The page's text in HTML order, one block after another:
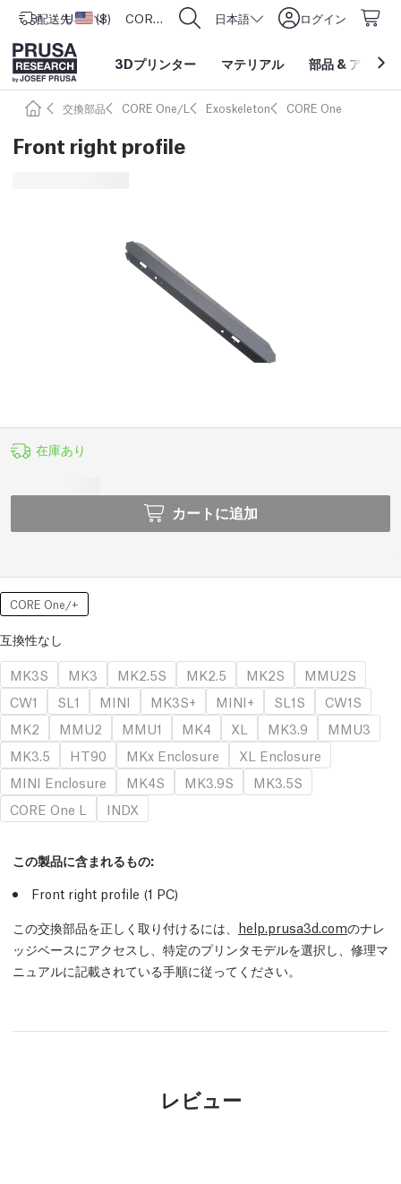
配送先 アメリカ合衆国
USD ($) CORE One L: Now In Stock! 日本語 ログイン
3Dプリンター マテリアル 部品 & アクセ
交換部品 CORE One/L Exoskeleton CORE One
Front right profile
在庫あり
カートに追加
CORE One/+
互換性なし
MK3S
MK3 MK2.5S MK2.5 MK2S
MMU2S
CW1
SL1 MINI MK3S+ MINI+ SL1S
CW1S
MK2
MMU2 MMU1 MK4 XL MK3.9
MMU3
MK3.5
HT90 MKx Enclosure
XL Enclosure
MINI Enclosure
MK4S MK3.9S
MK3.5S
CORE One L
INDX
この製品に含まれるもの:
Front right profile (1 PC)
この交換部品を正しく取り付けるには、 help.prusa3d.comのナレ
ッジベースにアクセスし、特定のプリンタモデルを選択し、修理マ
ニュアルに記載されている手順に従ってください。
レビュー